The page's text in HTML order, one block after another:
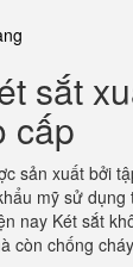
sắt
cấp
sản xuất bởi
mỹ sử
nay Két sắt
còn chống